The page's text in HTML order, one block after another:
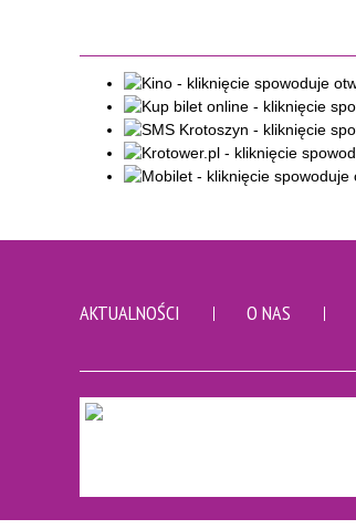
AKTUALNOŚCI O NAS